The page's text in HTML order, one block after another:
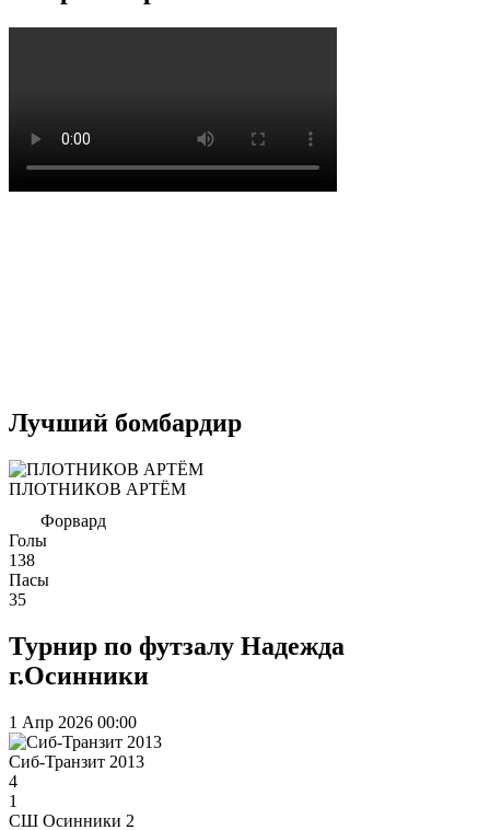
Лучший бомбардир
ПЛОТНИКОВ АРТЁМ
Форвард
Голы
138
Пасы
35
Турнир по футзалу Надежда
г.Осинники
1 Апр 2026 00:00
Сиб-Транзит 2013
4
1
СШ Осинники 2